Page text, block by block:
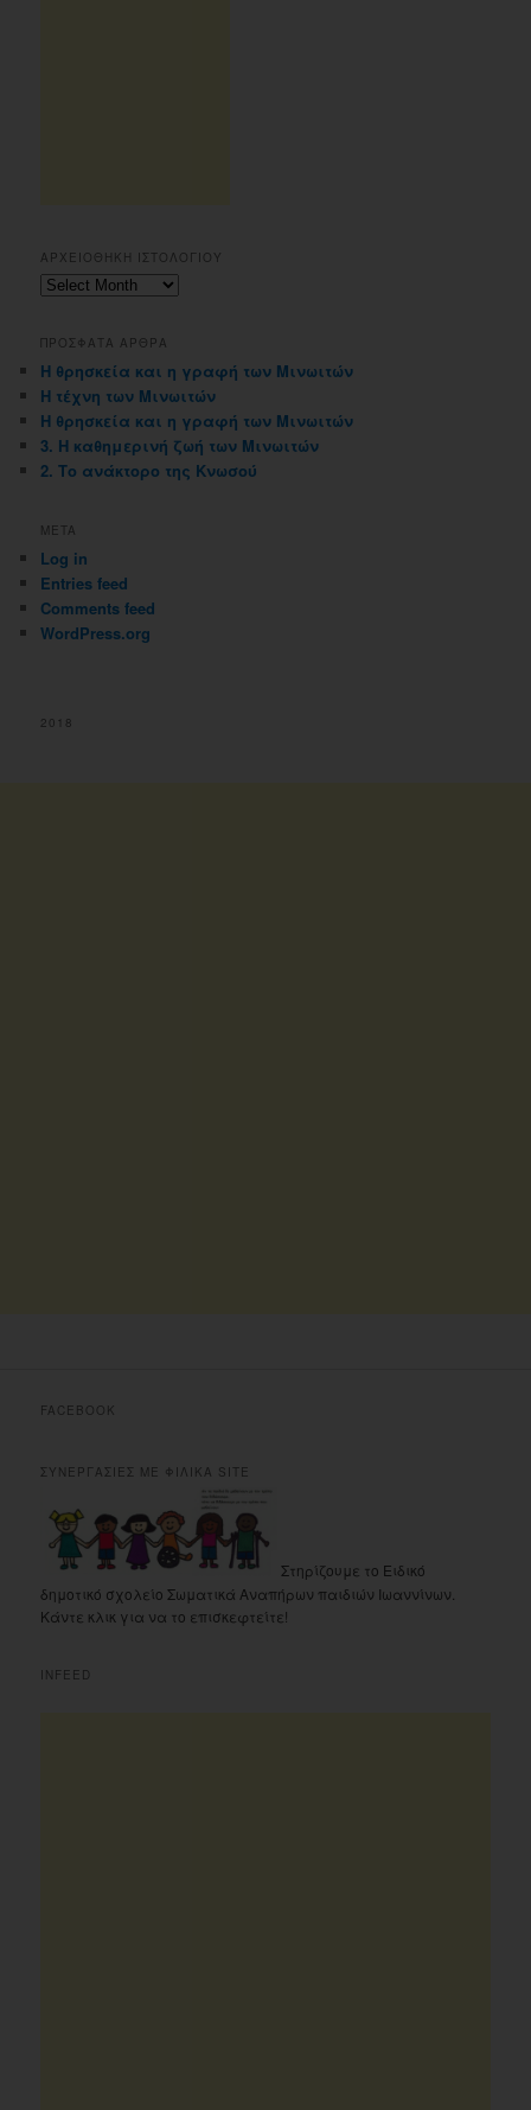
ΑΡΧΕΙΟΘΗΚΗ ΙΣΤΟΛΟΓΙΟΥ
Αρχειοθηκη
ΠΡΟΣΦΑΤΑ ΑΡΘΡΑ
Η θρησκεία και η γραφή των Μινωιτών
Η τέχνη των Μινωιτών
Η θρησκεία και η γραφή των Μινωιτών
3. Η καθημερινή ζωή των Μινωιτών
2. Το ανάκτορο της Κνωσού
META
Log in
Entries feed
Comments feed
WordPress.org
2018
FACEBOOK
ΣΥΝΕΡΓΑΣΙΕΣ ΜΕ ΦΙΛΙΚΑ SITE
Στηρίζουμε το Ειδικό
δημοτικό σχολείο Σωματικά Αναπήρων παιδιών Ιωαννίνων.
Κάντε κλικ για να το επισκεφτείτε!
INFEED